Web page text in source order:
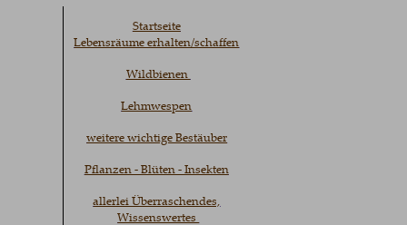
Startseite
Lebensräume erhalten/schaffen
Wildbienen
Lehmwespen
weitere wichtige Bestäuber
Pflanzen - Blüten - Insekten
allerlei Überraschendes,
Wissenswertes